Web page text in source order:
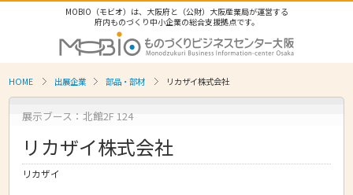
MOBIO（モビオ）は、大阪府と（公財）大阪産業局が運営する
府内ものづくり中小企業の総合支援拠点です。
HOME 出展企業 部品・部材 リカザイ株式会社
展示ブース：北館2F 124
リカザイ株式会社
リカザイ